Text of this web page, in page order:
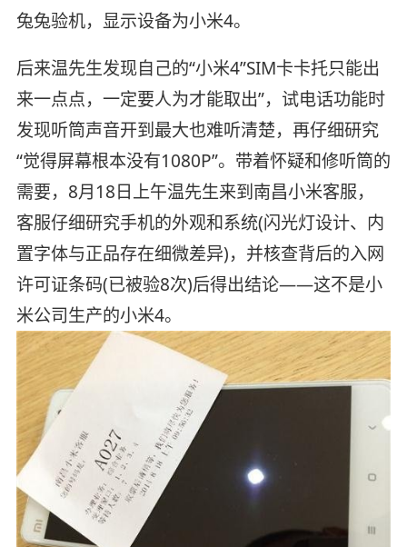
兔兔验机，显示设备为小米4。
后来温先生发现自己的“小米4”SIM卡卡托只能出
来一点点，一定要人为才能取出”，试电话功能时
发现听筒声音开到最大也难听清楚，再仔细研究
“觉得屏幕根本没有1080P”。带着怀疑和修听筒的
需要，8月18日上午温先生来到南昌小米客服，
客服仔细研究手机的外观和系统(闪光灯设计、内
置字体与正品存在细微差异)，并核查背后的入网
许可证条码(已被验8次)后得出结论——这不是小
米公司生产的小米4。